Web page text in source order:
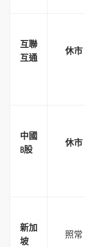
互聯
互通
休市
中國
B股
休市
新加
坡
照常